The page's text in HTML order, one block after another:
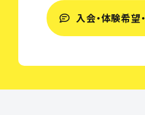
入会・体験希望